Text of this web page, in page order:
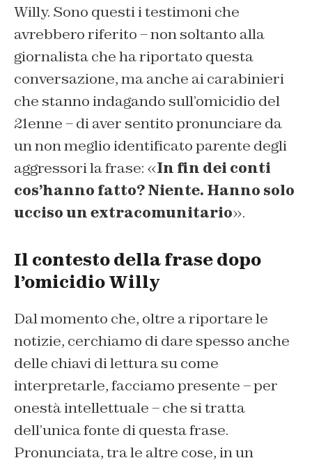
Willy. Sono questi i testimoni che
avrebbero riferito – non soltanto alla
giornalista che ha riportato questa
conversazione, ma anche ai carabinieri
che stanno indagando sull’omicidio del
21enne – di aver sentito pronunciare da
un non meglio identificato parente degli
aggressori la frase: «In fin dei conti
cos’hanno fatto? Niente. Hanno solo
ucciso un extracomunitario».
Il contesto della frase dopo
l’omicidio Willy
Dal momento che, oltre a riportare le
notizie, cerchiamo di dare spesso anche
delle chiavi di lettura su come
interpretarle, facciamo presente – per
onestà intellettuale – che si tratta
dell’unica fonte di questa frase.
Pronunciata, tra le altre cose, in un